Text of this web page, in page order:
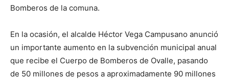
Bomberos de la comuna.
En la ocasión, el alcalde Héctor Vega Campusano anunció
un importante aumento en la subvención municipal anual
que recibe el Cuerpo de Bomberos de Ovalle, pasando
de 50 millones de pesos a aproximadamente 90 millones